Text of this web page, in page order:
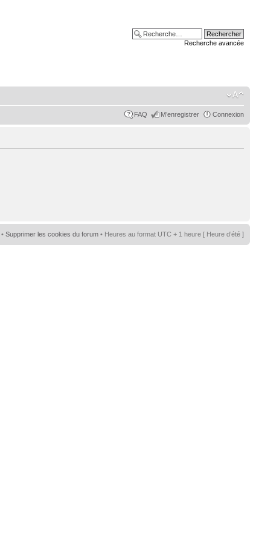
Recherche avancée
FAQ M’enregistrer Connexion
• Supprimer les cookies du forum • Heures au format UTC + 1 heure [ Heure d’été ]